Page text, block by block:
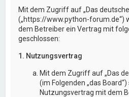
Mit dem Zugriff auf „Das
(„https://www.python-forum.de“)
dem Betreiber ein Vertrag mit
geschlossen:
1. Nutzungsvertrag
Mit dem Zugriff auf „Das
(im Folgenden „das
Nutzungsvertrag mit dem